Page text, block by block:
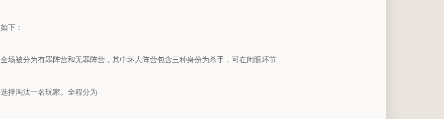
如下：
全场被分为有罪阵营和无罪阵营，其中坏人阵营包含三种身份为杀手，可在闭眼环节
选择淘汰一名玩家。全程分为